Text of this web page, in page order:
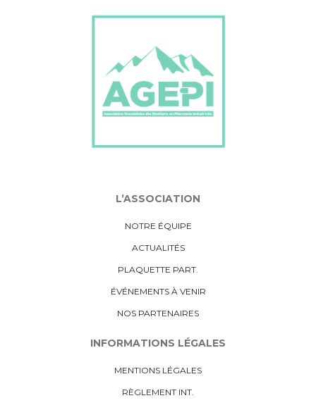
L’ASSOCIATION
NOTRE ÉQUIPE
ACTUALITÉS
PLAQUETTE PART.
ÉVÉNEMENTS À VENIR
NOS PARTENAIRES
INFORMATIONS LÉGALES
MENTIONS LÉGALES
RÈGLEMENT INT.